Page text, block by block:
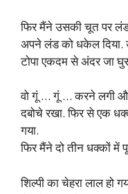
फिर मैंने उसकी चूत पर
अपने लंड को धकेल दिया.
टोपा एकदम से अंदर जा
वो गूं … गूं … करने लगी
दबोचे रखा. फिर से एक
गया.
फिर मैंने दो तीन धक्कों में
शिल्पी का चेहरा लाल